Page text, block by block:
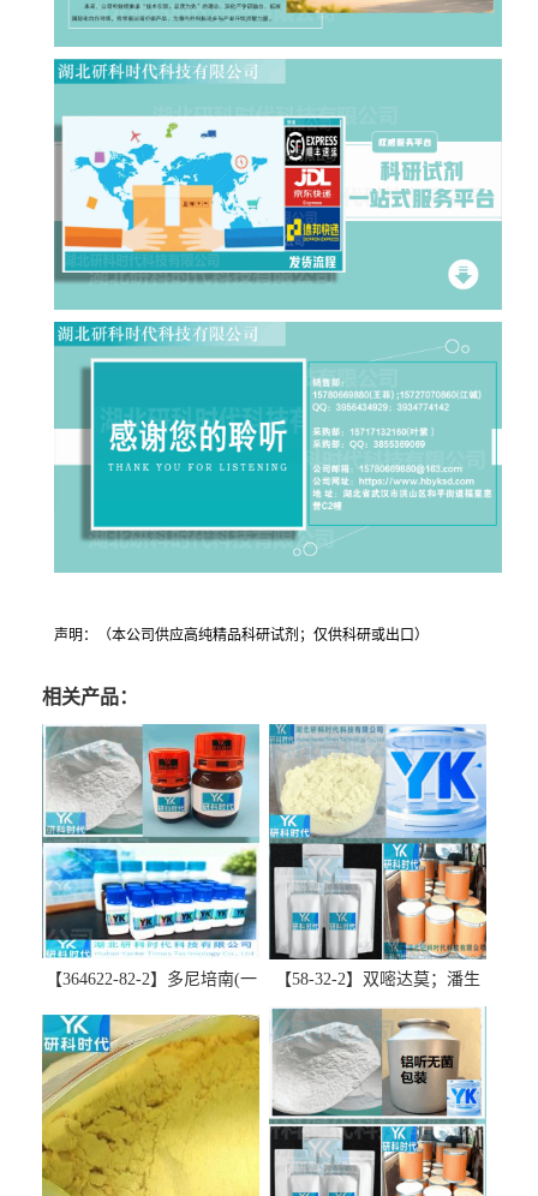
声明：（本公司供应高纯精品科研试剂；仅供科研或出口）
相关产品：
【364622-82-2】多尼培南(一
精品科研试剂-湖北研科时代
科技-“研”无止境;“科”学创
新！支持三方验证；支持定
制；检测图谱；MSDS等技术
支持！
【58-32-2】双嘧达莫；潘生
丁-精品科研试剂-湖北研科时
代科技-“研”无止境;“科”学创
新！支持三方验证；支持定
制；检测图谱；MSDS等技术
支持！